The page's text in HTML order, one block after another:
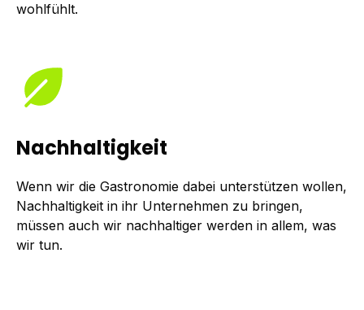
wohlfühlt.
Nachhaltigkeit
Wenn wir die Gastronomie dabei unterstützen wollen,
Nachhaltigkeit in ihr Unternehmen zu bringen,
müssen auch wir nachhaltiger werden in allem, was
wir tun.